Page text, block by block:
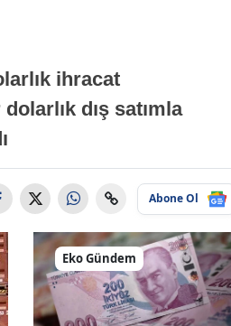
ihracat
dış satımla
Abone Ol
Eko Gündem